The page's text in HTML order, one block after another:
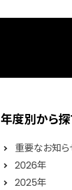
年度別から
重要なお知ら
2026年
2025年